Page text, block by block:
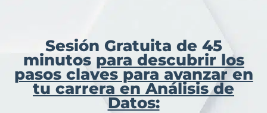
Sesión Gratuita de 45
minutos para descubrir los
pasos claves para avanzar en
tu carrera en Análisis de
Datos: